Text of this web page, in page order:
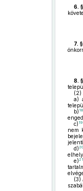
6. §
7. §
8. §
(2)
a)
b) 18
c) 19
nem
d)20
e)21
(3)